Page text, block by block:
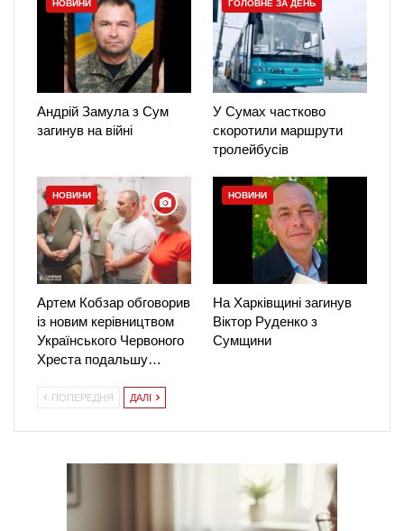
НОВИНИ
Андрій Замула з Сум
загинув на війні
ГОЛОВНЕ ЗА ДЕНЬ
У Сумах частково
скоротили маршрути
тролейбусів
НОВИНИ
Артем Кобзар обговорив
із новим керівництвом
Українського Червоного
Хреста подальшу…
НОВИНИ
На Харківщині загинув
Віктор Руденко з
Сумщини
ПОПЕРЕДНЯ ДАЛІ